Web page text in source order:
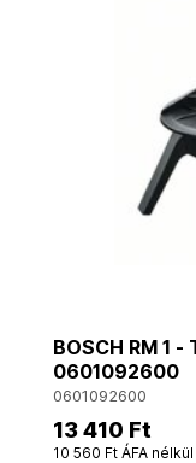
BOSCH RM 1
0601092600
0601092600
13 410 Ft
10 560 Ft ÁFA nélkül